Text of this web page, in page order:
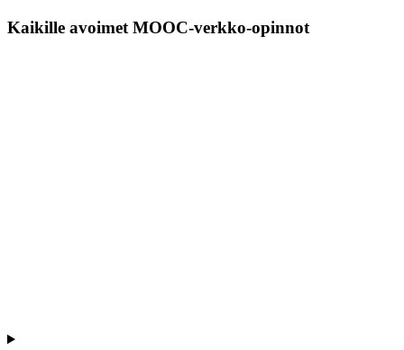
Kaikille avoimet MOOC-verkko-opinnot